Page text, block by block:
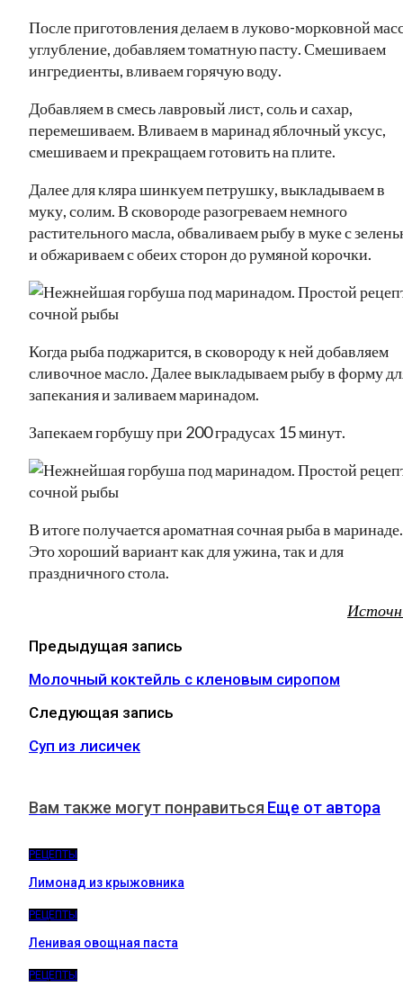
После приготовления делаем в луково-морковной
углубление, добавляем томатную пасту. Смешиваем
ингредиенты, вливаем горячую воду.
Добавляем в смесь лавровый лист, соль и сахар,
перемешиваем. Вливаем в маринад яблочный уксус,
смешиваем и прекращаем готовить на плите.
Далее для кляра шинкуем петрушку, выкладываем в
муку, солим. В сковороде разогреваем немного
растительного масла, обваливаем рыбу в муке с
и обжариваем с обеих сторон до румяной корочки.
Когда рыба поджарится, в сковороду к ней добавляем
сливочное масло. Далее выкладываем рыбу в форму
запекания и заливаем маринадом.
Запекаем горбушу при 200 градусах 15 минут.
В итоге получается ароматная сочная рыба в маринаде.
Это хороший вариант как для ужина, так и для
праздничного стола.
Предыдущая запись
Молочный коктейль с кленовым сиропом
Следующая запись
Суп из лисичек
Вам также могут понравиться Еще от автора
РЕЦЕПТЫ
Лимонад из крыжовника
РЕЦЕПТЫ
Ленивая овощная паста
РЕЦЕПТЫ